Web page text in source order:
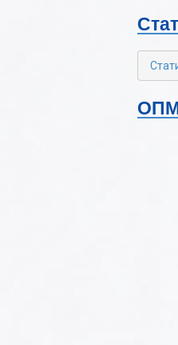
2022-2023
2021-2022
2019-2020
ОПМ